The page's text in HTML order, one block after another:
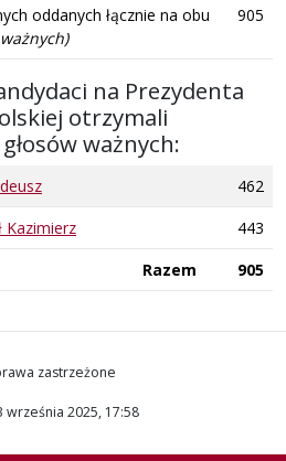
oddanych łącznie na obu
905
na Prezydenta
otrzymali
ważnych:
462
Kazimierz
443
Razem
905
zastrzeżone
września 2025, 17:58